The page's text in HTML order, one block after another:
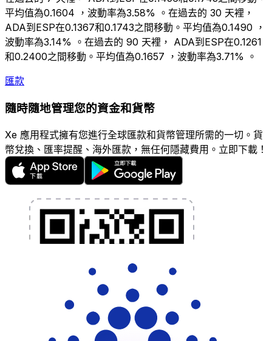
平均值為0.1604 ，波動率為3.58% 。在過去的 30 天裡，
ADA到ESP在0.1367和0.1743之間移動。平均值為0.1490 ，
波動率為3.14% 。在過去的 90 天裡， ADA到ESP在0.1261
和0.2400之間移動。平均值為0.1657 ，波動率為3.71% 。
匯款
隨時隨地管理您的資金和貨幣
Xe 應用程式擁有您進行全球匯款和貨幣管理所需的一切。貨
幣兌換、匯率提醒、海外匯款，無任何隱藏費用。立即下載！